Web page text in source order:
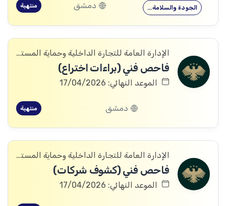
الجودة والسلامة… دمشق منتهية
الإدارة العامة للتجارة الداخلية وحماية المستهلك
فاحص فني (براءات اختراع)
الموعد النهائي: 17/04/2026
دمشق منتهية
الإدارة العامة للتجارة الداخلية وحماية المستهلك
فاحص فني (كشوف شركات)
الموعد النهائي: 17/04/2026